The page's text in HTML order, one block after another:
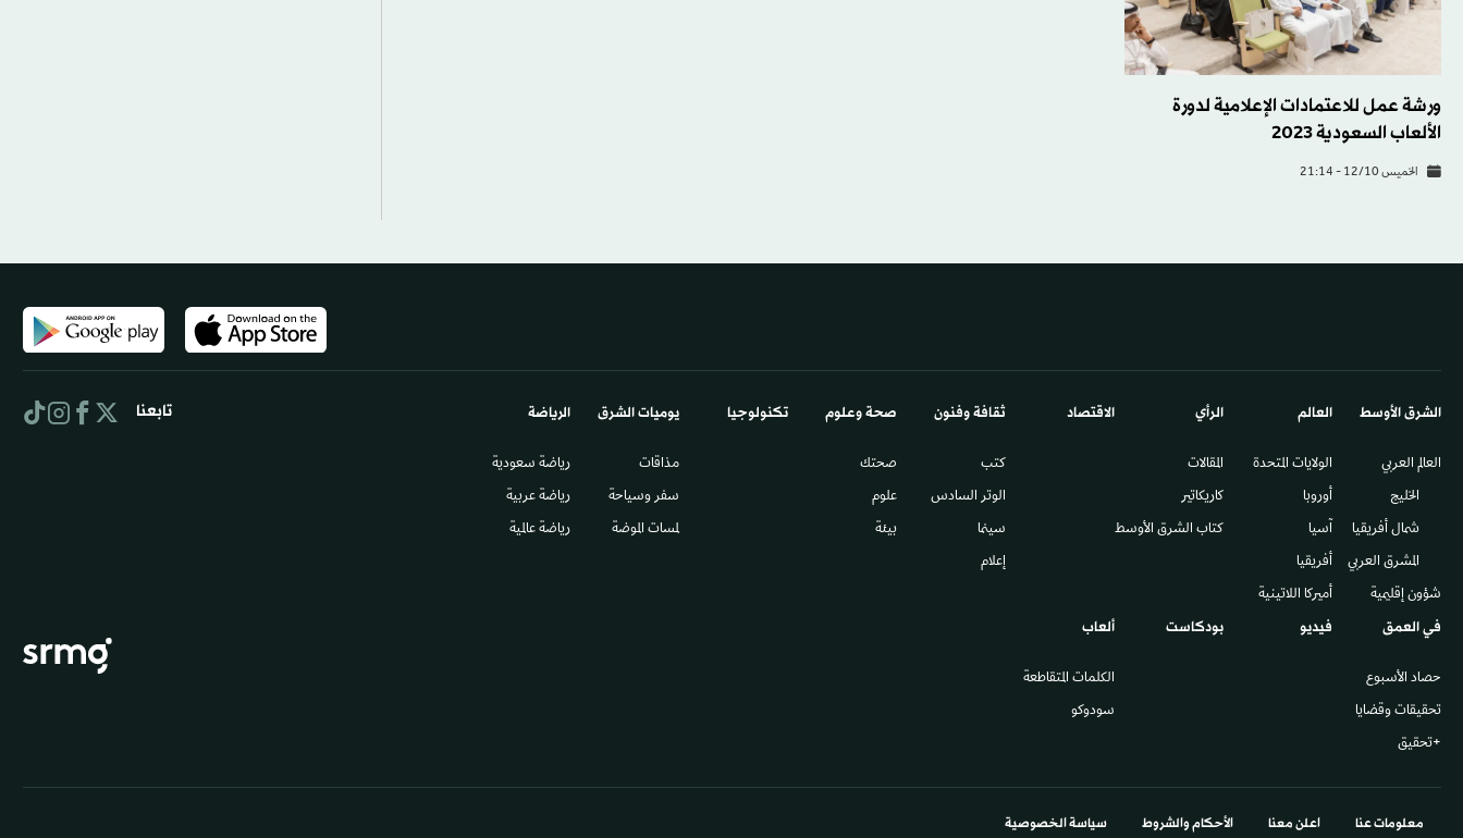
ورشة عمل للاعتمادات الإعلامية لدورة
الألعاب السعودية 2023
الخميس 12/10 - 21:14
الشرق الأوسط​
العالم العربي
الخليج
شمال أفريقيا
المشرق العربي
شؤون إقليمية
العالم
الولايات المتحدة
أوروبا
آسيا
أفريقيا
أميركا اللاتينية
الرأي
المقالات
كاريكاتير
كتاب الشرق الأوسط
الاقتصاد ثقافة وفنون
كتب
الوتر السادس​
سينما
إعلام
صحة وعلوم
صحتك
علوم
بيئة
تكنولوجيا يوميات الشرق​
مذاقات
سفر وسياحة
لمسات الموضة
الرياضة
رياضة سعودية
رياضة عربية
رياضة عالمية
في العمق
حصاد الأسبوع
تحقيقات وقضايا
+تحقيق
فيديو بودكاست ألعاب
الكلمات المتقاطعة
سودوكو
تابعنا
معلومات عنا اعلن معنا الأحكام والشروط سياسة الخصوصية